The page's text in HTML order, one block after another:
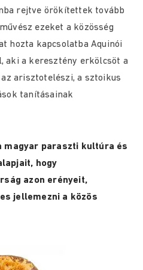
rejtve örökítettek tovább
ezeket a közösség
hozta kapcsolatba Aquinói
aki a keresztény erkölcsöt a
arisztotelészi, a sztoikus
tanításainak
magyar paraszti kultúra és
hogy
azon erényeit,
jellemezni a közös